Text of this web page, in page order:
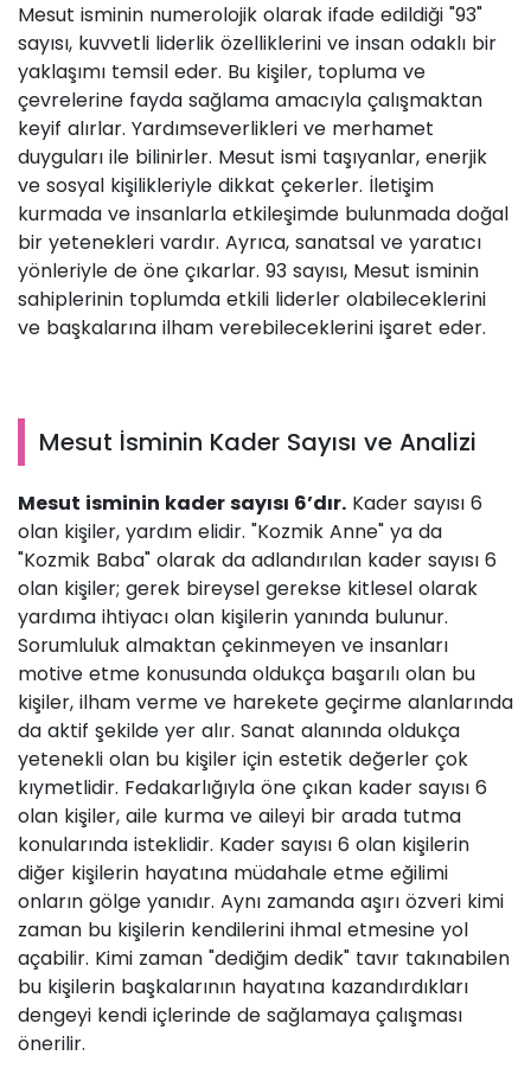
Mesut isminin numerolojik olarak ifade edildiği "93"
sayısı, kuvvetli liderlik özelliklerini ve insan odaklı bir
yaklaşımı temsil eder. Bu kişiler, topluma ve
çevrelerine fayda sağlama amacıyla çalışmaktan
keyif alırlar. Yardımseverlikleri ve merhamet
duyguları ile bilinirler. Mesut ismi taşıyanlar, enerjik
ve sosyal kişilikleriyle dikkat çekerler. İletişim
kurmada ve insanlarla etkileşimde bulunmada doğal
bir yetenekleri vardır. Ayrıca, sanatsal ve yaratıcı
yönleriyle de öne çıkarlar. 93 sayısı, Mesut isminin
sahiplerinin toplumda etkili liderler olabileceklerini
ve başkalarına ilham verebileceklerini işaret eder.
Mesut İsminin Kader Sayısı ve Analizi
Mesut isminin kader sayısı 6’dır. Kader sayısı 6
olan kişiler, yardım elidir. "Kozmik Anne" ya da
"Kozmik Baba" olarak da adlandırılan kader sayısı 6
olan kişiler; gerek bireysel gerekse kitlesel olarak
yardıma ihtiyacı olan kişilerin yanında bulunur.
Sorumluluk almaktan çekinmeyen ve insanları
motive etme konusunda oldukça başarılı olan bu
kişiler, ilham verme ve harekete geçirme alanlarında
da aktif şekilde yer alır. Sanat alanında oldukça
yetenekli olan bu kişiler için estetik değerler çok
kıymetlidir. Fedakarlığıyla öne çıkan kader sayısı 6
olan kişiler, aile kurma ve aileyi bir arada tutma
konularında isteklidir. Kader sayısı 6 olan kişilerin
diğer kişilerin hayatına müdahale etme eğilimi
onların gölge yanıdır. Aynı zamanda aşırı özveri kimi
zaman bu kişilerin kendilerini ihmal etmesine yol
açabilir. Kimi zaman "dediğim dedik" tavır takınabilen
bu kişilerin başkalarının hayatına kazandırdıkları
dengeyi kendi içlerinde de sağlamaya çalışması
önerilir.